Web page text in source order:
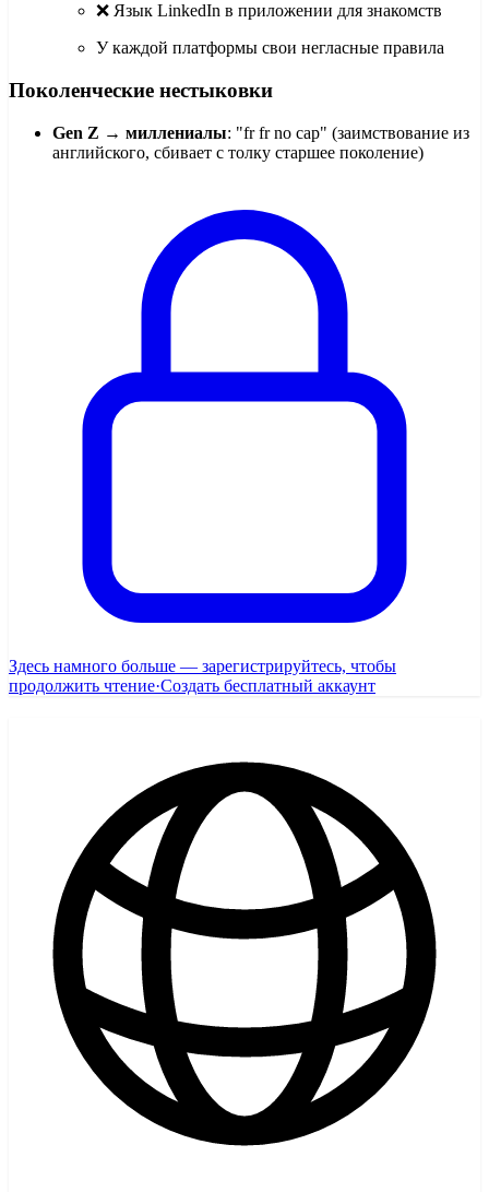
❌ Язык LinkedIn в приложении для знакомств
У каждой платформы свои негласные правила
Поколенческие нестыковки
Gen Z → миллениалы: "fr fr no cap" (заимствование из
английского, сбивает с толку старшее поколение)
Здесь намного больше — зарегистрируйтесь, чтобы
продолжить чтение·Создать бесплатный аккаунт